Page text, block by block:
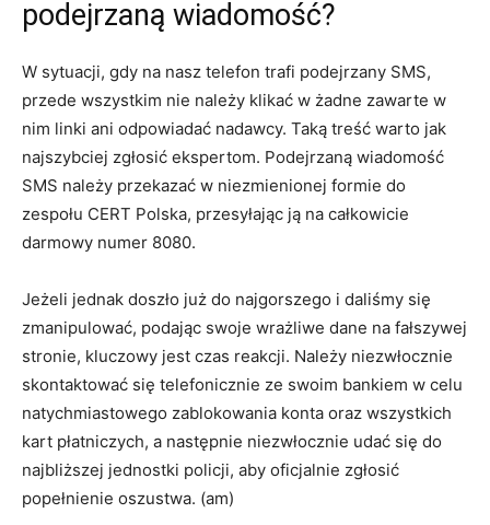
podejrzaną wiadomość?
W sytuacji, gdy na nasz telefon trafi podejrzany SMS,
przede wszystkim nie należy klikać w żadne zawarte w
nim linki ani odpowiadać nadawcy. Taką treść warto jak
najszybciej zgłosić ekspertom. Podejrzaną wiadomość
SMS należy przekazać w niezmienionej formie do
zespołu CERT Polska, przesyłając ją na całkowicie
darmowy numer 8080.
Jeżeli jednak doszło już do najgorszego i daliśmy się
zmanipulować, podając swoje wrażliwe dane na fałszywej
stronie, kluczowy jest czas reakcji. Należy niezwłocznie
skontaktować się telefonicznie ze swoim bankiem w celu
natychmiastowego zablokowania konta oraz wszystkich
kart płatniczych, a następnie niezwłocznie udać się do
najbliższej jednostki policji, aby oficjalnie zgłosić
popełnienie oszustwa. (am)